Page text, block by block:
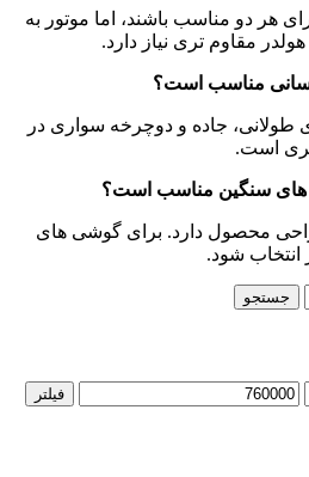
هر دو مناسب باشند، اما موتور به
مقاوم تری نیاز دارد.
مناسب است؟
طولانی، جاده و دوچرخه سواری در
است.
های سنگین مناسب است؟
محصول دارد. برای گوشی های
شود.
جستجو
قیمت
فیلتر